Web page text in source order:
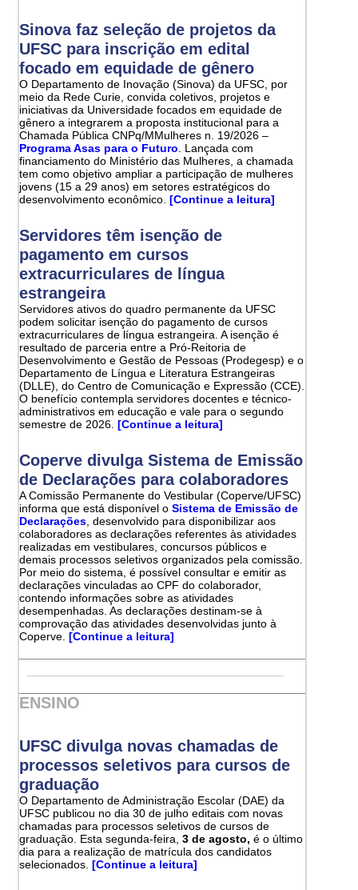
Sinova faz seleção de projetos da
UFSC para inscrição em edital
focado em equidade de gênero
O Departamento de Inovação (Sinova) da UFSC, por
meio da Rede Curie, convida coletivos, projetos e
iniciativas da Universidade focados em equidade de
gênero a integrarem a proposta institucional para a
Chamada Pública CNPq/MMulheres n. 19/2026 –
Programa Asas para o Futuro . Lançada com
financiamento do Ministério das Mulheres, a chamada
tem como objetivo ampliar a participação de mulheres
jovens (15 a 29 anos) em setores estratégicos do
desenvolvimento econômico. [Continue a leitura]
Servidores têm isenção de
pagamento em cursos
extracurriculares de língua
estrangeira
Servidores ativos do quadro permanente da UFSC
podem solicitar isenção do pagamento de cursos
extracurriculares de língua estrangeira. A isenção é
resultado de parceria entre a Pró-Reitoria de
Desenvolvimento e Gestão de Pessoas (Prodegesp) e o
Departamento de Língua e Literatura Estrangeiras
(DLLE), do Centro de Comunicação e Expressão (CCE).
O benefício contempla servidores docentes e técnico-
administrativos em educação e vale para o segundo
semestre de 2026. [Continue a leitura]
Coperve divulga Sistema de Emissão
de Declarações para colaboradores
A Comissão Permanente do Vestibular (Coperve/UFSC)
informa que está disponível oSistema de Emissão de
Declarações , desenvolvido para disponibilizar aos
colaboradores as declarações referentes às atividades
realizadas em vestibulares, concursos públicos e
demais processos seletivos organizados pela comissão.
Por meio do sistema, é possível consultar e emitir as
declarações vinculadas ao CPF do colaborador,
contendo informações sobre as atividades
desempenhadas. As declarações destinam-se à
comprovação das atividades desenvolvidas junto à
Coperve.[Continue a leitura]
ENSINO
UFSC divulga novas chamadas de
processos seletivos para cursos de
graduação
O Departamento de Administração Escolar (DAE) da
UFSC publicou no dia 30 de julho editais com novas
chamadas para processos seletivos de cursos de
graduação. Esta segunda-feira,3 de agosto, é o último
dia para a realização de matrícula dos candidatos
selecionados.[Continue a leitura]